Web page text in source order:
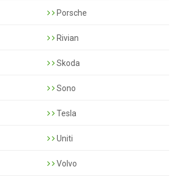
Porsche
Rivian
Skoda
Sono
Tesla
Uniti
Volvo